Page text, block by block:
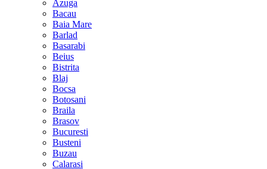
Azuga
Bacau
Baia Mare
Barlad
Basarabi
Beius
Bistrita
Blaj
Bocsa
Botosani
Braila
Brasov
Bucuresti
Busteni
Buzau
Calarasi